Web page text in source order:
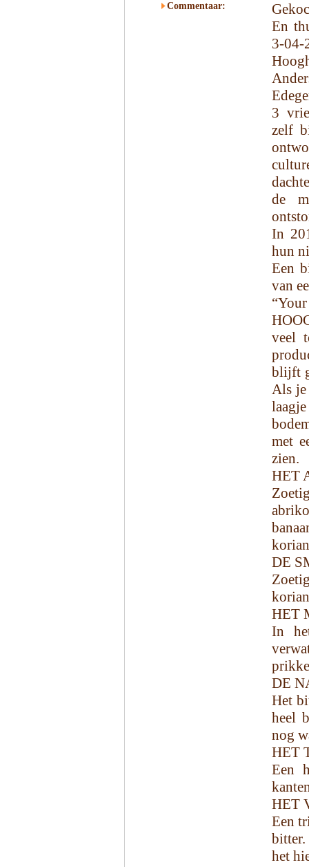
Commentaar:
En
3-04-
3
zelf
de
In
hun
Een
van
veel
blijft
Als je
met
zien.
HET
DE
HET
In
DE
Het
heel
nog
HET
Een
HET
Een
bitter.
het